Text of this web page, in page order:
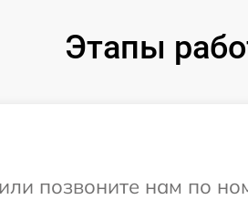
Этапы
позвоните нам по